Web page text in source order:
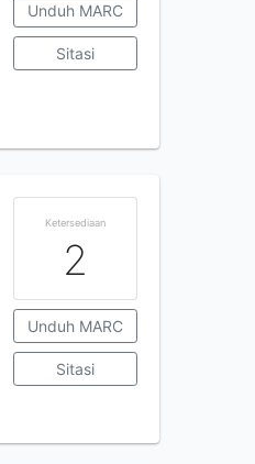
Unduh MARC
Sitasi
Ketersediaan
2
Unduh MARC
Sitasi